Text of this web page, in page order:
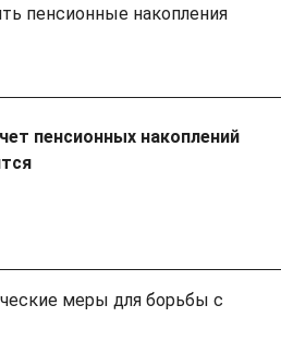
пенсионные накопления
пенсионных накоплений
меры для борьбы с